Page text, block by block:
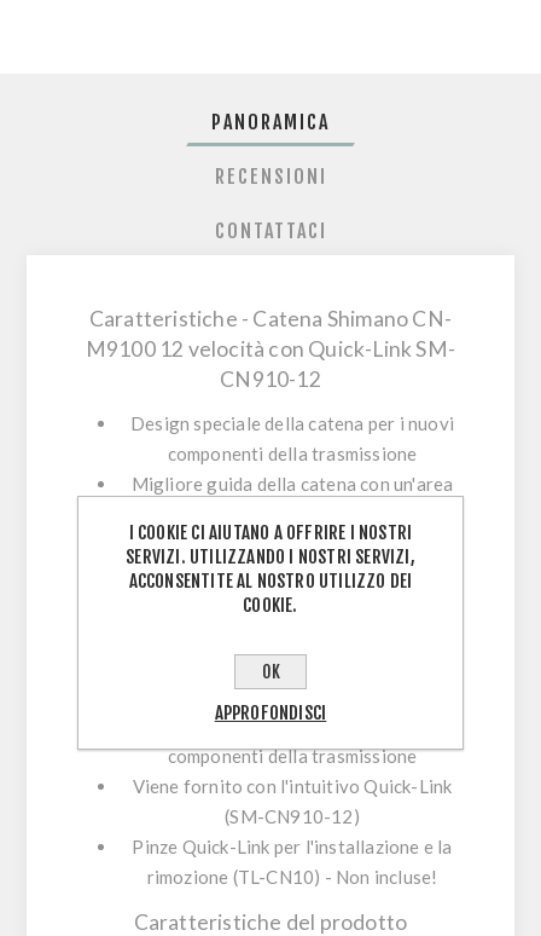
PANORAMICA
RECENSIONI
CONTATTACI
Caratteristiche - Catena Shimano CN-
M9100 12 velocità con Quick-Link SM-
CN910-12
Design speciale della catena per i nuovi
componenti della trasmissione
Migliore guida della catena con un'area
interna per tenere il dente sul pignone
anteriore e sulla cassetta
Prestazioni di cambio migliorate
Guida più fluida anche su terreni
accidentati
Compatibile con la nuova generazione di
componenti della trasmissione
Viene fornito con l'intuitivo Quick-Link
(SM-CN910-12)
Pinze Quick-Link per l'installazione e la
rimozione (TL-CN10) - Non incluse!
Caratteristiche del prodotto
I COOKIE CI AIUTANO A OFFRIRE I NOSTRI
SERVIZI. UTILIZZANDO I NOSTRI SERVIZI,
ACCONSENTITE AL NOSTRO UTILIZZO DEI
COOKIE.
OK
APPROFONDISCI